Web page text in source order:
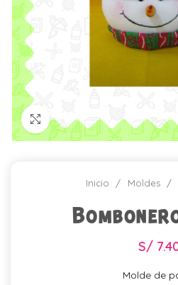
Click para agrandar
Inicio Moldes
S/
Molde de